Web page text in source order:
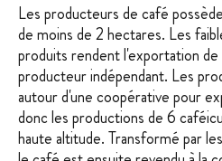
Les producteurs de café
de moins de 2 hectares. Les
produits rendent l'exportation
producteur indépendant. Les
autour d'une coopérative pour
donc les productions de 6
haute altitude. Transformé par